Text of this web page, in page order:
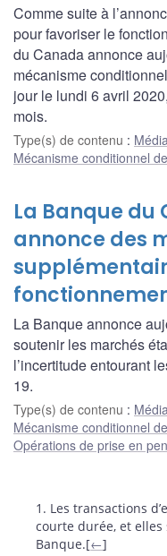
Comme suite à
pour favoriser le
du Canada annonce
mécanisme
jour le lundi 6 avril
mois.
Type(s) de contenu :
Mécanisme conditionnel
La Banque du
annonce des
La Banque annonce
soutenir les marchés
l’incertitude entourant
19.
Type(s) de contenu :
Mécanisme conditionnel
Opérations de prise en
Notes1. Les transactions
courte durée, et
Banque.[←]